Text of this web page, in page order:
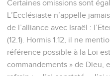
Certaines omissions sont
L’Ecclésiaste n’appelle
de l’alliance avec Israël :
(12.1). Hormis 1.12, il ne
référence possible à la Loi
commandements » de Dieu,